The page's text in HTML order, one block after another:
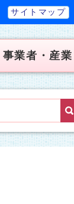
サイトマップ
事業者・産業